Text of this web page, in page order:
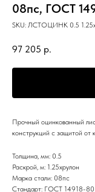
08пс, ГОСТ
SKU: ЛСТОЦИНК 0.5
97 205 р.
Прочный оцинкованный
конструкций с защитой от
Толщина, мм: 0.5
Раскрой, м: 1.25хрулон
Марка стали: 08пс
Стандарт: ГОСТ 14918-80